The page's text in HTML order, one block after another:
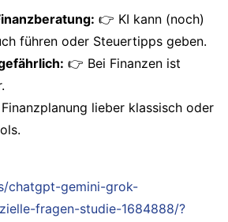
👉 KI kann (noch)
führen oder Steuertipps geben.
👉 Bei Finanzen ist
lieber klassisch oder
chatgpt-gemini-grok-
fragen-studie-1684888/?